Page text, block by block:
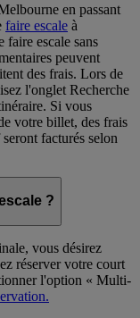
en passant
faire escale à
faire escale sans
peuvent
des frais. Lors de
l'onglet Recherche
Si vous
votre billet, des frais
facturés selon
?
vous désirez
réserver votre court
l'option « Multi-